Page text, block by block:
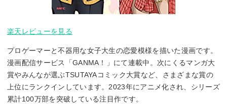
楽天レビューを見る
プロゲーマーと不器用な女子大生の恋愛模様を描いた漫画です。
漫画配信サービス「GANMA！」にて連載中。次にくるマンガ大
賞やみんなが選ぶTSUTAYAコミック大賞など、さまざまな賞の
上位にランクインしています。2023年にアニメ化され、シリーズ
累計100万部を突破している注目作です。